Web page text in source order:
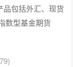
品包括外汇、现货
数型基金期货